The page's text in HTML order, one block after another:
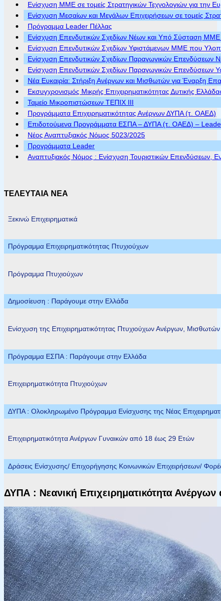
Ενίσχυση ΜΜΕ σε τομείς Στρατηγικών Τεχνολογιών για την
Ενίσχυση Μεσαίων και Μεγάλων Επιχειρήσεων σε τομείς
Πρόγραμμα Leader Πέλλας
Ενίσχυση Επενδυτικών Σχεδίων Νέων και Υπό Σύσταση ΜΜΕ
Ενίσχυση Επενδυτικών Σχεδίων Υφιστάμενων ΜΜΕ που
Ενίσχυση Επενδυτικών Σχεδίων Παραγωγικών Επενδύσεων
Ενίσχυση Επενδυτικών Σχεδίων Παραγωγικών Επενδύσεων
Νέα Ευκαιρία: Στήριξη Ανέργων και Μισθωτών για Έναρξη
Εκσυγχρονισμός Μικρής Επιχειρηματικότητας Δυτικής
Ταμείο Μικροπιστώσεων ΤΕΠΙΧ ΙΙΙ
Προγράμματα Επιχειρηματικότητας Ανέργων ΔΥΠΑ (τ. ΟΑΕΔ)
Επιδοτούμενα Προγράμματα ΕΣΠΑ – ΔΥΠΑ (τ. ΟΑΕΔ) – Leader
Νέος Αναπτυξιακός Νόμος 5023/2025
Προγράμματα Leader
Αναπτυξιακός Νόμος : Ενίσχυση Τουριστικών Επενδύσεων,
ΤΕΛΕΥΤΑΙΑ ΝΕΑ
Ξεκινώ Επιχειρηματικά
Πρόγραμμα Επιχειρηματικότητας Πτυχιούχων
Πρόγραμμα Πτυχιούχων
Δημοσίευση : Παράγουμε στην Ελλάδα
Ενίσχυση της Επιχειρηματικότητας Πτυχιούχων Ανέργων,
Πρόγραμμα ΕΣΠΑ : Παράγουμε στην Ελλάδα
Επιχειρηματικότητα Πτυχιούχων
ΔΥΠΑ : Ολοκληρωμένο Πρόγραμμα Ενίσχυσης της Νέας
Επιχειρηματικότητα Ανέργων Γυναικών από 18 έως 29 Ετών
Δράσεις Ενίσχυσης/ Επιχορήγησης Κοινωνικών Επιχειρήσεων/
ΔΥΠΑ : Νεανική Επιχειρηματικότητα